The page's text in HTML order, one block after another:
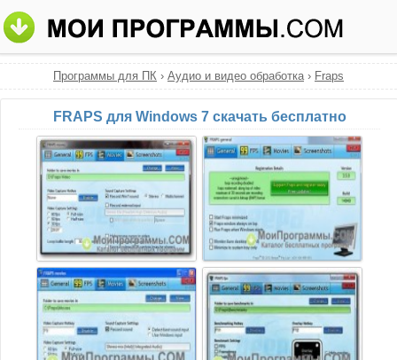
Программы для ПК › Аудио и видео обработка› Fraps
FRAPS для Windows 7 скачать бесплатно